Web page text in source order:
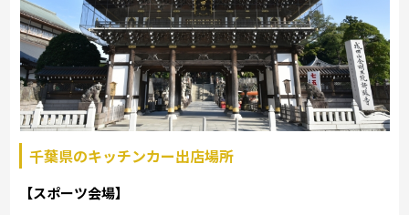
千葉県のキッチンカー出店場所
【スポーツ会場】